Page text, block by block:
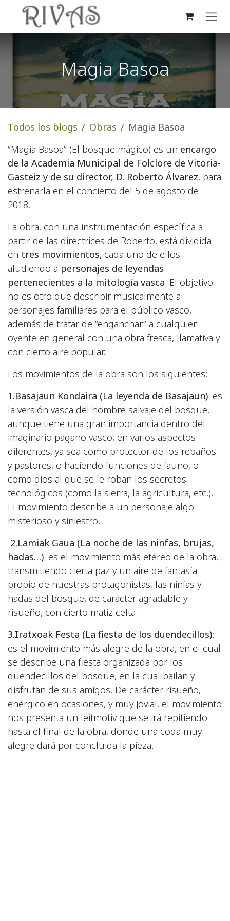
Ir al contenido
Magia Basoa
Todos los blogs Obras
Magia Basoa
“Magia Basoa” (El bosque mágico) es un encargo
de la Academia Municipal de Folclore de Vitoria-
Gasteiz y de su director, D. Roberto Álvarez, para
estrenarla en el concierto del 5 de agosto de
2018.
La obra, con una instrumentación específica a
partir de las directrices de Roberto, está dividida
en tres movimientos, cada uno de ellos
aludiendo a personajes de leyendas
pertenecientes a la mitología vasca. El objetivo
no es otro que describir musicalmente a
personajes familiares para el público vasco,
además de tratar de “enganchar” a cualquier
oyente en general con una obra fresca, llamativa y
con cierto aire popular.
Los movimientos de la obra son los siguientes:
1.Basajaun Kondaira (La leyenda de Basajaun): es
la versión vasca del hombre salvaje del bosque,
aunque tiene una gran importancia dentro del
imaginario pagano vasco, en varios aspectos
diferentes, ya sea como protector de los rebaños
y pastores, o haciendo funciones de fauno, o
como dios al que se le roban los secretos
tecnológicos (como la sierra, la agricultura, etc.).
El movimiento describe a un personaje algo
misterioso y siniestro.
2.Lamiak Gaua (La noche de las ninfas, brujas,
hadas…): es el movimiento más etéreo de la obra,
transmitiendo cierta paz y un aire de fantasía
propio de nuestras protagonistas, las ninfas y
hadas del bosque, de carácter agradable y
risueño, con cierto matiz celta.
3.Iratxoak Festa (La fiesta de los duendecillos):
es el movimiento más alegre de la obra, en el cual
se describe una fiesta organizada por los
duendecillos del bosque, en la cual bailan y
disfrutan de sus amigos. De carácter risueño,
enérgico en ocasiones, y muy jovial, el movimiento
nos presenta un leitmotiv que se irá repitiendo
hasta el final de la obra, donde una coda muy
alegre dará por concluida la pieza.